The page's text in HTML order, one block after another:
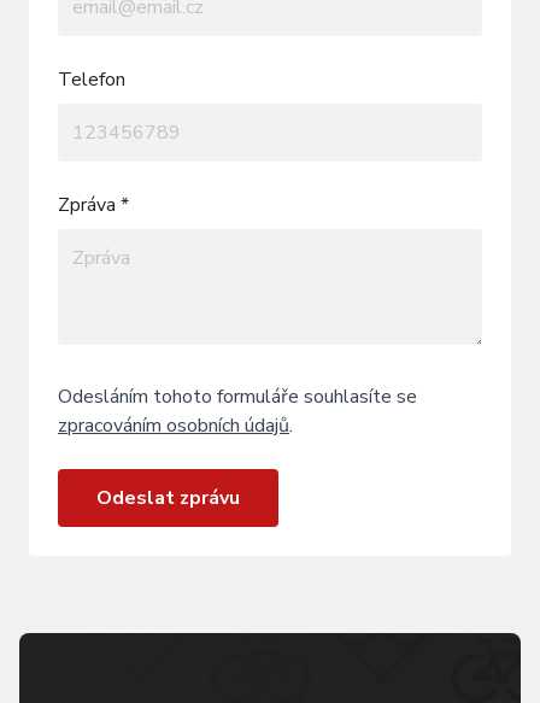
Telefon
Zpráva *
Odesláním tohoto formuláře souhlasíte se
zpracováním osobních údajů.
Odeslat zprávu